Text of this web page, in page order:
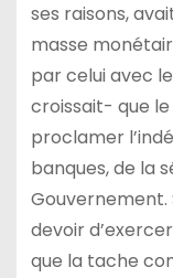
ses raisons,
masse
par celui avec
croissait- que le
proclamer
banques, de la
devoir
que la tache